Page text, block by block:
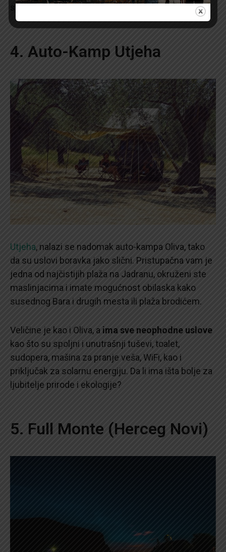
sledeće godine.
4. Auto-Kamp Utjeha
Utjeha, nalazi se nadomak auto-kampa Oliva, tako
da su uslovi boravka jako slični. Pristupačna vam je
jedna od najčistijih plaža na Jadranu, okruženi ste
maslinjacima i imate mogućnost obilaska kako
susednog Bara i drugih mesta ili plaža brodićem.
Veličine je kao i Oliva, a ima sve neophodne uslove
kao što su spoljni i unutrašnji tuševi, toalet,
sudopera, mašina za pranje veša, WiFi, kao i
priključak za solarnu energiju. Da li ima išta bolje za
ljubitelje prirode i ekologije?
5. Full Monte (Herceg Novi)